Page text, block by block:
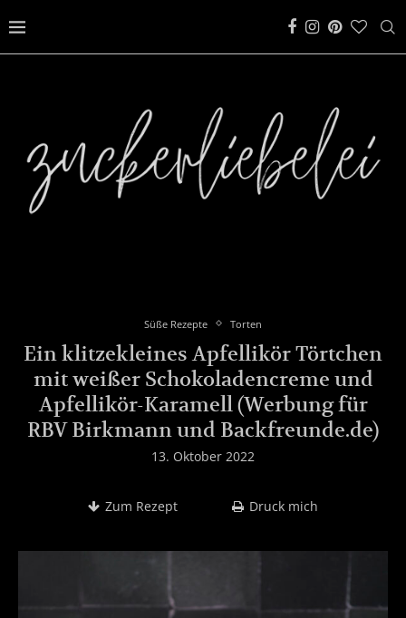
Süße Rezepte Torten
Ein klitzekleines Apfellikör Törtchen
mit weißer Schokoladencreme und
Apfellikör-Karamell (Werbung für
RBV Birkmann und Backfreunde.de)
13. Oktober 2022
Zum Rezept Druck mich